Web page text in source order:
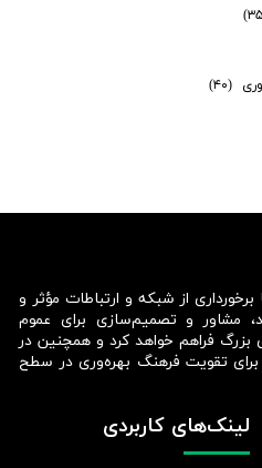
(۴۰)
لینک‌های کاربردی
از شبکه و ارتباطات مؤثر و
مشاور و تصمیم‌سازی برای عموم
بزرگ فراهم خواهد کرد و همچنین در
برای تقویت فرهنگ بهره‌وری در سطح